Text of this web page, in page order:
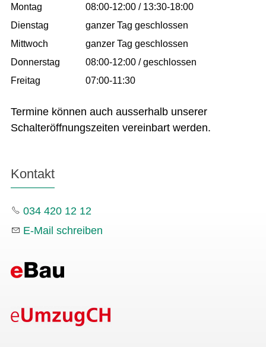
Montag
08:00-12:00 / 13:30-18:00
Dienstag
ganzer Tag geschlossen
Mittwoch
ganzer Tag geschlossen
Donnerstag
08:00-12:00 / geschlossen
Freitag
07:00-11:30
Termine können auch ausserhalb unserer
Schalteröffnungszeiten vereinbart werden.
Kontakt
034 420 12 12
E-Mail schreiben